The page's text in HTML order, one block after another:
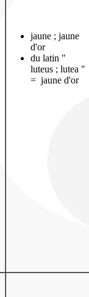
jaune ; jaune
d'or
du latin "
luteus ; lutea "
= jaune d'or